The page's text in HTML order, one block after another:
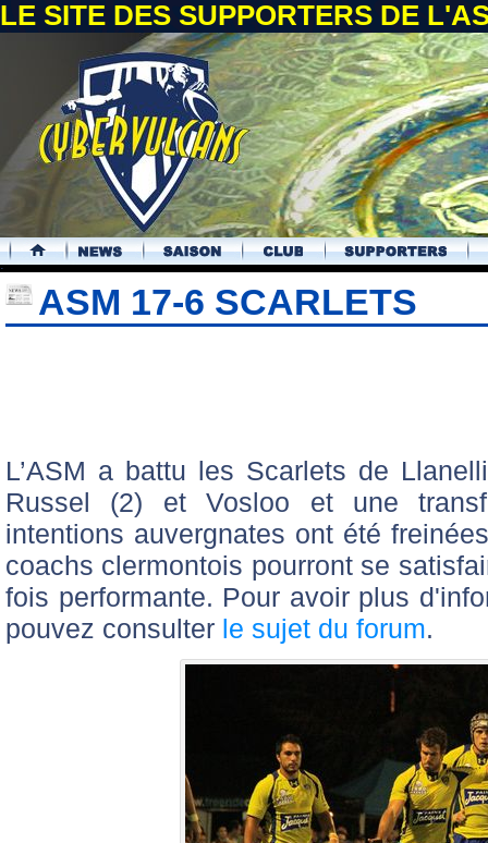
LE SITE DES SUPPORTERS DE
.
ASM 17-6 SCARLETS
L’ASM a battu les Scarlets de
Russel (2) et Vosloo et une
intentions auvergnates ont été
coachs clermontois pourront se
fois performante. Pour avoir plus
pouvez consulter le sujet du forum.